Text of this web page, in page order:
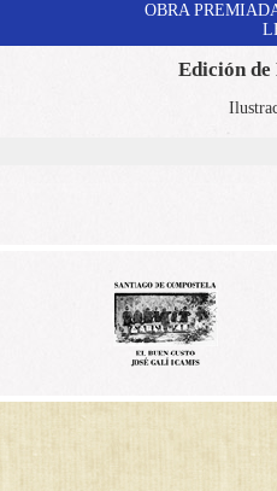
OBRA
Edición